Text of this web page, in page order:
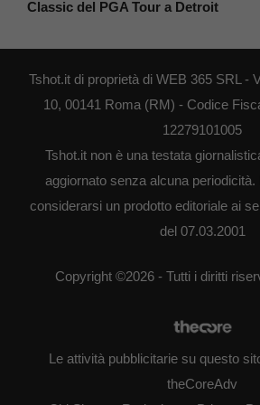
Classic del PGA Tour a Detroit
Tshot.it di proprietà di WEB 365 SRL -
10, 00141 Roma (RM) - Codice
12279101005
Tshot.it non è una testata
aggiornato senza alcuna periodicità.
considerarsi un prodotto editoriale ai
del 07.03.2001
Copyright ©2026 - Tutti i diritti
Le attività pubblicitarie su questo
theCoreAdv